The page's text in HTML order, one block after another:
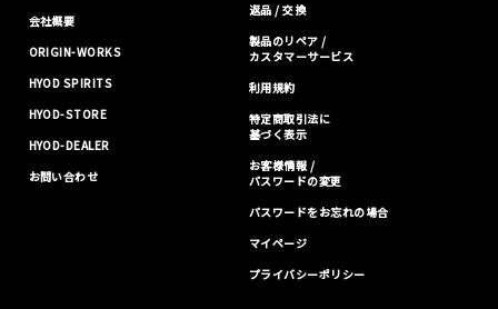
会社概要
ORIGIN-WORKS
HYOD SPIRITS
HYOD-STORE
HYOD-DEALER
お問い合わせ
返品 / 交換
製品のリペア /
カスタマーサービス
利用規約
特定商取引法に
基づく表示
お客様情報 /
パスワードの変更
パスワードをお忘れの場合
マイページ
プライバシーポリシー